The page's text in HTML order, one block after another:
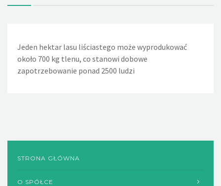
Jeden hektar lasu liściastego może wyprodukować
około 700 kg tlenu, co stanowi dobowe
zapotrzebowanie ponad 2500 ludzi
Jeden nieszczelny, lekko kapiący kran powoduje, że w
ciągu doby wycieka około 36 litrów wody. Nieszczelna
spłuczka w WC powoduje wyciek w ciągu dnia około 720
STRONA GŁÓWNA
O SPÓŁCE